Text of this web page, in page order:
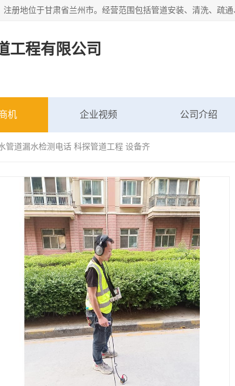
工程有限公司
机 企业视频 公司介绍
管道漏水检测电话 科探管道工程 设备齐